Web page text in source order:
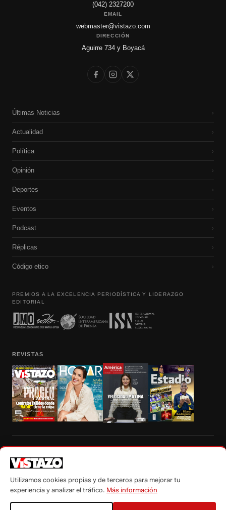
(042) 2327200
EMAIL
webmaster@vistazo.com
DIRECCIÓN
Aguirre 734 y Boyacá
Últimas Noticias ›
Actualidad ›
Política ›
Opinión ›
Deportes ›
Eventos ›
Podcast ›
Réplicas ›
Código etico ›
PREMIOS A LA EXCELENCIA PERIODÍSTICA Y LIDERAZGO
EDITORIAL
REVISTAS
autorización escrita de su titular, de todos los contenidos de Vistazo.com.
Utilizamos cookies propias y de terceros para mejorar tu
experiencia y analizar el tráfico. Más información